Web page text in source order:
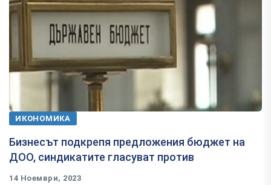
ИКОНОМИКА
Бизнесът подкрепя предложения бюджет на
ДОО, синдикатите гласуват против
14 Ноември, 2023